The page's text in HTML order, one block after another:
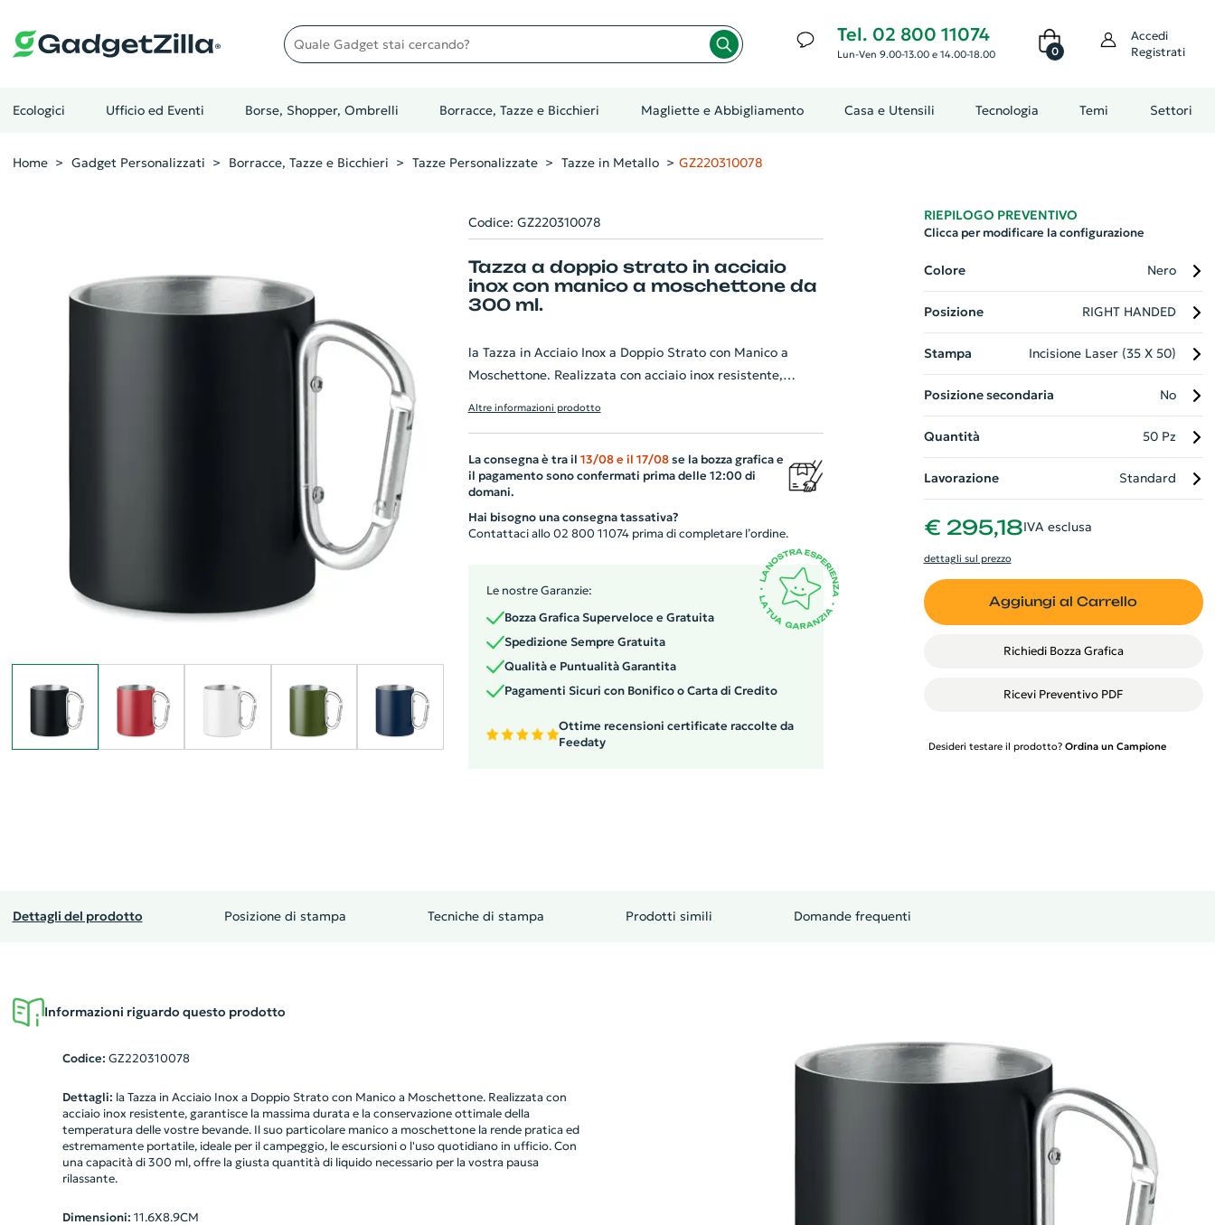
Quale gadget stai cercando? Tel. 02 800 11074
Lun-Ven 9.00-13.00 e 14.00-18.00 0
Accedi
Registrati
Ecologici Ufficio ed Eventi Borse, Shopper, Ombrelli Borracce, Tazze e Bicchieri Magliette e Abbigliamento Casa e Utensili Tecnologia Temi Settori
Home Gadget Personalizzati Borracce, Tazze e Bicchieri Tazze Personalizzate Tazze in Metallo GZ220310078
Codice: GZ220310078
Tazza a doppio strato in acciaio
inox con manico a moschettone da
300 ml.
la Tazza in Acciaio Inox a Doppio Strato con Manico a
Moschettone. Realizzata con acciaio inox resistente,
portatile, ideale per il campeggio, le escursioni o l'uso
quotidiano in ufficio. Con una capacità di 300 ml, offre la
giusta quantità di liquido necessario per la vostra pausa
rilassante.
Altre informazioni prodotto
La consegna è tra il 13/08 e il 17/08se la bozza grafica e
il pagamento sono confermati prima delle 12:00 di
domani.
Hai bisogno una consegna tassativa?
Contattaci allo 02 800 11074 prima di completare l’ordine.
Le nostre Garanzie:
Bozza Grafica Superveloce e Gratuita
Spedizione Sempre Gratuita
Qualità e Puntualità Garantita
Pagamenti Sicuri con Bonifico o Carta di Credito
Ottime recensioni certificate raccolte da
Feedaty
RIEPILOGO PREVENTIVO
Clicca per modificare la configurazione
Colore Nero
Posizione RIGHT HANDED
Stampa Incisione Laser (35 X 50)
Posizione secondaria No
Quantità 50 Pz
Lavorazione Standard
€ 295,18IVA esclusa
dettagli sul prezzo
Aggiungi al Carrello
Richiedi Bozza Grafica
Ricevi Preventivo PDF
Desideri testare il prodotto? Ordina un Campione
Dettagli del prodotto Posizione di stampa Tecniche di stampa Prodotti simili Domande frequenti
Informazioni riguardo questo prodotto
Codice: GZ220310078
Dettagli: la Tazza in Acciaio Inox a Doppio Strato con Manico a Moschettone. Realizzata con
acciaio inox resistente, garantisce la massima durata e la conservazione ottimale della
temperatura delle vostre bevande. Il suo particolare manico a moschettone la rende pratica ed
estremamente portatile, ideale per il campeggio, le escursioni o l'uso quotidiano in ufficio. Con
una capacità di 300 ml, offre la giusta quantità di liquido necessario per la vostra pausa
rilassante.
Dimensioni: 11.6X8.9CM